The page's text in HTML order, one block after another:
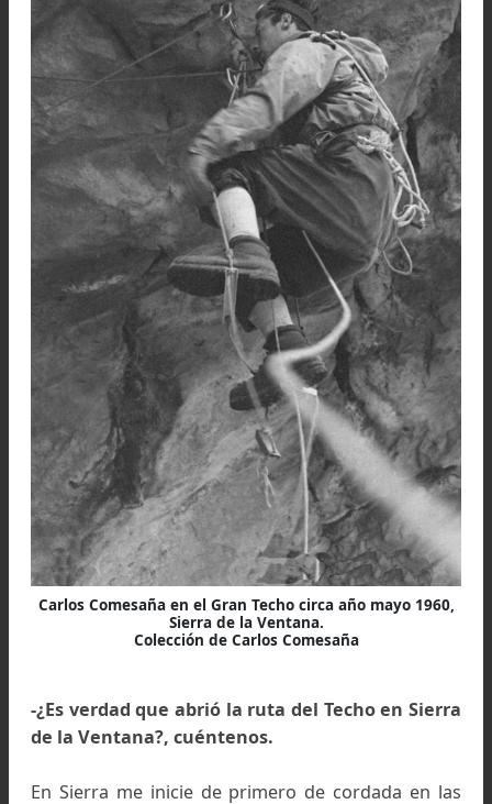
cordada en la normal a la Luhrs, me felicitó por
desempeño.
Por otra parte, siempre fui autodidacta,
participé como alumno en un curso y
básicamente con mis compañeros de escalada.
-¿Salían a Córdoba y Sierra de la
Háblenos de esas salidas
En aquella época, las técnicas de escalada
aprendían en salidas a Sierra y a Córdoba
estaban económicamente a mano y tenían no
interesantes rutas ya abiertas sino
importantes desafíos pendientes.
Comencé a conocer Sierra con un amigo
de Bahía Blanca a los 17 años recorriendo
cuatro días todos los filos del cordón de la
de la Ventana hasta el pueblo de
Después, fui tres o cuatro veces más con el
para escalar, entre mis 18 y 21 años.
Córdoba dos veces. Abrí alguna ruta en el
Norte y repetí el Diedro Grande y la Chimenea.